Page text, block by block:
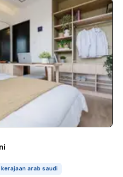
arab saudi